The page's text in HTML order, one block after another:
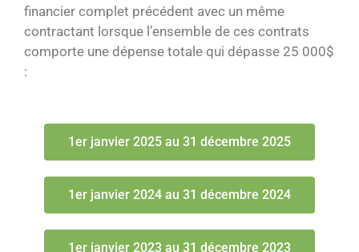
financier complet précédent avec un même
contractant lorsque l’ensemble de ces contrats
comporte une dépense totale qui dépasse 25 000$
:
1er janvier 2025 au 31 décembre 2025
1er janvier 2024 au 31 décembre 2024
1er janvier 2023 au 31 décembre 2023